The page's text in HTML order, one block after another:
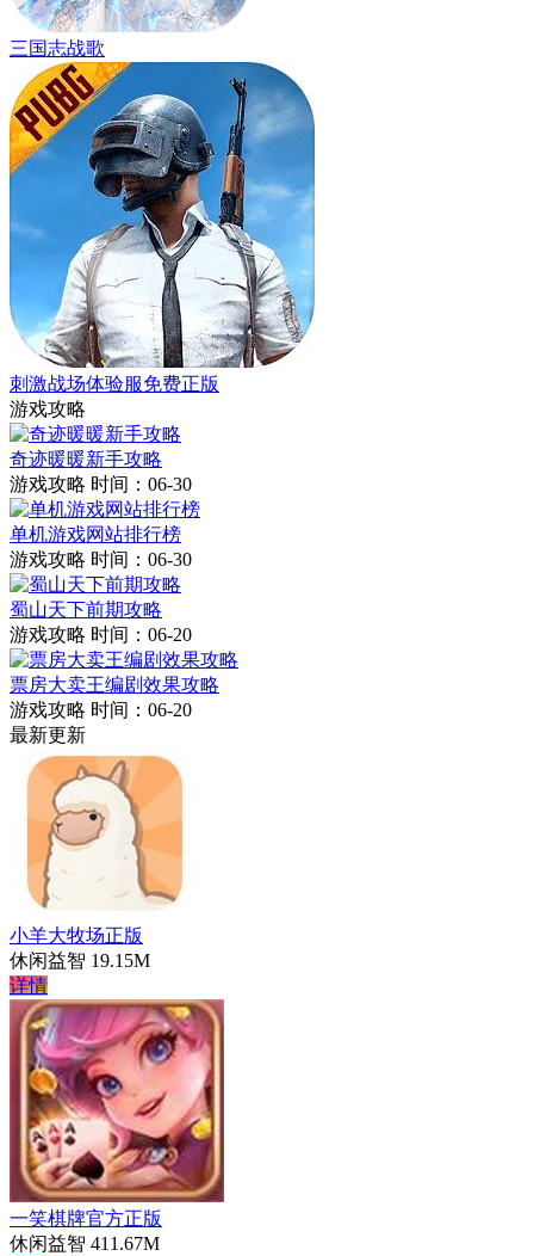
三国志战歌
刺激战场体验服免费正版
游戏攻略
奇迹暖暖新手攻略
游戏攻略 时间：06-30
单机游戏网站排行榜
游戏攻略 时间：06-30
蜀山天下前期攻略
游戏攻略 时间：06-20
票房大卖王编剧效果攻略
游戏攻略 时间：06-20
最新更新
小羊大牧场正版
休闲益智 19.15M
详情
一笑棋牌官方正版
休闲益智 411.67M